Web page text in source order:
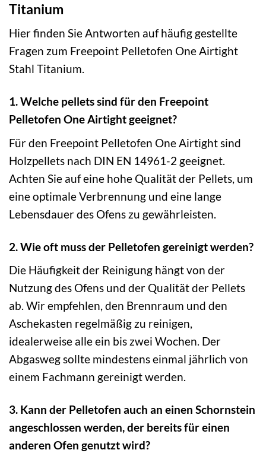
Titanium
Hier finden Sie Antworten auf häufig gestellte
Fragen zum Freepoint Pelletofen One Airtight
Stahl Titanium.
1. Welche pellets sind für den Freepoint
Pelletofen One Airtight geeignet?
Für den Freepoint Pelletofen One Airtight sind
Holzpellets nach DIN EN 14961-2 geeignet.
Achten Sie auf eine hohe Qualität der Pellets, um
eine optimale Verbrennung und eine lange
Lebensdauer des Ofens zu gewährleisten.
2. Wie oft muss der Pelletofen gereinigt werden?
Die Häufigkeit der Reinigung hängt von der
Nutzung des Ofens und der Qualität der Pellets
ab. Wir empfehlen, den Brennraum und den
Aschekasten regelmäßig zu reinigen,
idealerweise alle ein bis zwei Wochen. Der
Abgasweg sollte mindestens einmal jährlich von
einem Fachmann gereinigt werden.
3. Kann der Pelletofen auch an einen Schornstein
angeschlossen werden, der bereits für einen
anderen Ofen genutzt wird?